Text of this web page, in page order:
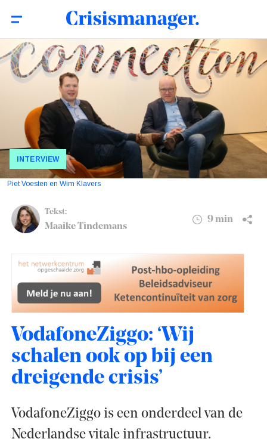
VodafoneZiggo: ‘Wij schalen ook op bij een
dreigende crisis’
INTERVIEW
Piet Voesten en Wim Klavers
Tekst:
Maaike Tindemans
9 min
VodafoneZiggo: ‘Wij
schalen ook op bij een
dreigende crisis’
VodafoneZiggo is een onderdeel van de
Nederlandse vitale infrastructuur.